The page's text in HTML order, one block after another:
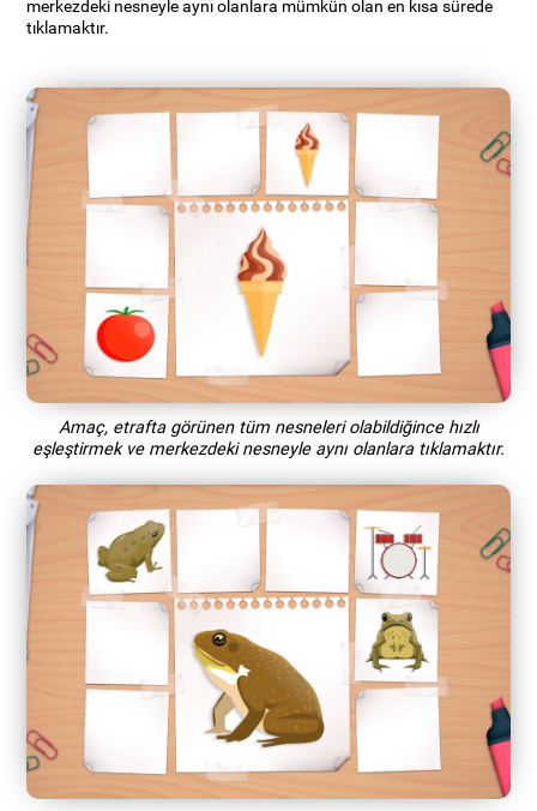
merkezdeki nesneyle aynı olanlara mümkün olan en kısa sürede
tıklamaktır.
Amaç, etrafta görünen tüm nesneleri olabildiğince hızlı
eşleştirmek ve merkezdeki nesneyle aynı olanlara tıklamaktır.